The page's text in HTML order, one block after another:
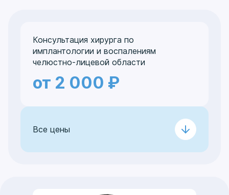
Консультация хирурга по
имплантологии и воспалениям
челюстно-лицевой области
от 2 000 ₽
Все цены